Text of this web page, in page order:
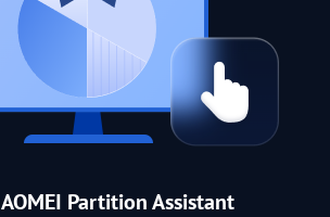
AOMEI Partition Assistant